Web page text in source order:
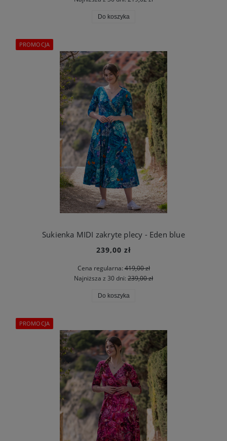
Do koszyka
Sukienka MIDI zakryte plecy - Eden blue
239,00 zł
Cena regularna:419,00 zł
Najniższa z 30 dni: 239,00 zł
Do koszyka
PROMOCJA
PROMOCJA